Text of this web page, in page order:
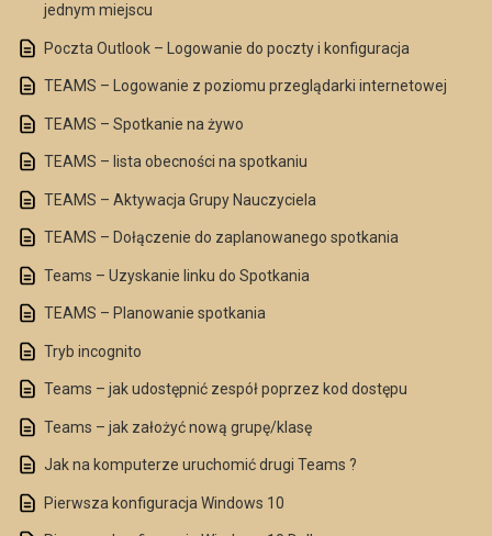
jednym miejscu
Poczta Outlook – Logowanie do poczty i konfiguracja
TEAMS – Logowanie z poziomu przeglądarki internetowej
TEAMS – Spotkanie na żywo
TEAMS – lista obecności na spotkaniu
TEAMS – Aktywacja Grupy Nauczyciela
TEAMS – Dołączenie do zaplanowanego spotkania
Teams – Uzyskanie linku do Spotkania
TEAMS – Planowanie spotkania
Tryb incognito
Teams – jak udostępnić zespół poprzez kod dostępu
Teams – jak założyć nową grupę/klasę
Jak na komputerze uruchomić drugi Teams ?
Pierwsza konfiguracja Windows 10